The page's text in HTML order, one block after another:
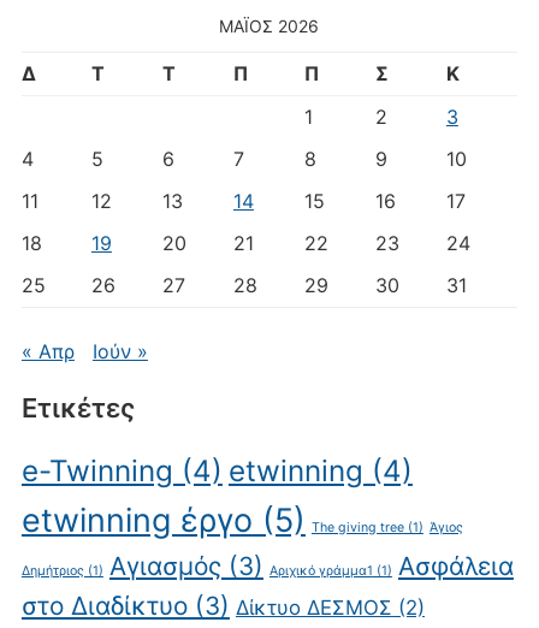
ΜΆΙΟΣ 2026
Δ Τ Τ Π Π Σ
Κ
1
2
3
4
5 6 7 8 9
10
11
12 13 14 15 16
17
18
19 20 21 22 23
24
25
26 27 28 29 30 31
« Απρ Ιούν »
Ετικέτες
e-Twinning (4) etwinning (4)
etwinning έργο (5) The giving tree(1) Άγιος
Δημήτριος (1) Αγιασμός(3) Αριχικό γράμμα1 (1) Ασφάλεια
στο Διαδίκτυο(3) Δίκτυο ΔΕΣΜΟΣ (2)